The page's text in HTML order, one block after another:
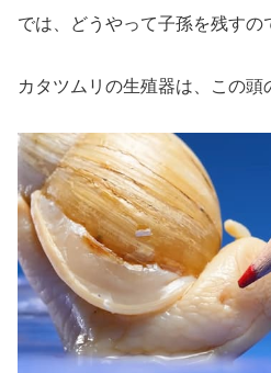
では、どうやって子孫を残すの
カタツムリの生殖器は、この頭